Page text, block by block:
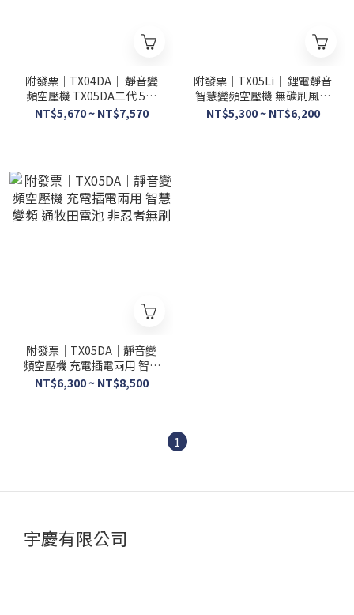
附發票｜TX04DA｜ 靜音變
頻空壓機 TX05DA二代 5公
升小型木工噴涂打氣 非忍者
NT$5,670 ~ NT$7,570
附發票｜TX05Li｜ 鋰電靜音
智慧變頻空壓機 無碳刷風車
壽命效率高 通用牧田18V 非
NT$5,300 ~ NT$6,200
附發票｜TX05DA｜靜音變
頻空壓機 充電插電兩用 智慧
變頻 通牧田電池 非忍者無刷
NT$6,300 ~ NT$8,500
1
宇慶有限公司